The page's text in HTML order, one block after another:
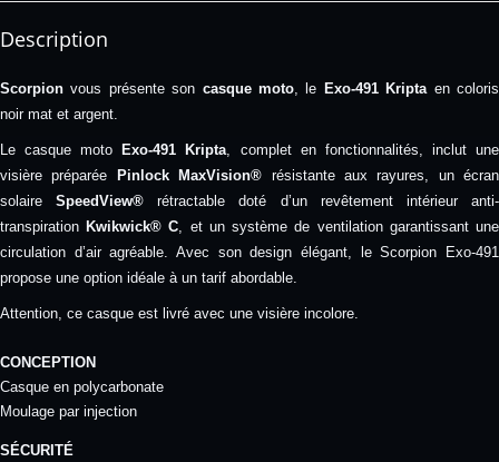
Description
Scorpion vous présente son casque moto , le Exo-491 Kripta en coloris
noir mat et argent.
Le casque moto Exo-491 Kripta , complet en fonctionnalités, inclut une
visière préparée
Pinlock MaxVision® résistante aux rayures, un écran
solaireSpeedView® rétractable doté d’un revêtement intérieur anti-
transpiration Kwikwick® C , et un système de ventilation garantissant une
circulation d’air agréable. Avec son design élégant, le Scorpion Exo-491
propose une option idéale à un tarif abordable.
Attention, ce casque est livré avec une visière incolore.
CONCEPTION
Casque en polycarbonate
Moulage par injection
SÉCURITÉ